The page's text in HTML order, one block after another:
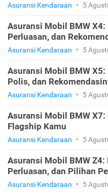
Asuransi Kendaraan • 5
Asuransi Mobil BMW
Perluasan, dan
Asuransi Kendaraan • 5
Asuransi Mobil BMW
Polis, dan
Asuransi Kendaraan • 5
Asuransi Mobil BMW X7:
Flagship Kamu
Asuransi Kendaraan • 5
Asuransi Mobil BMW
Perluasan, dan Pilihan
Asuransi Kendaraan • 5